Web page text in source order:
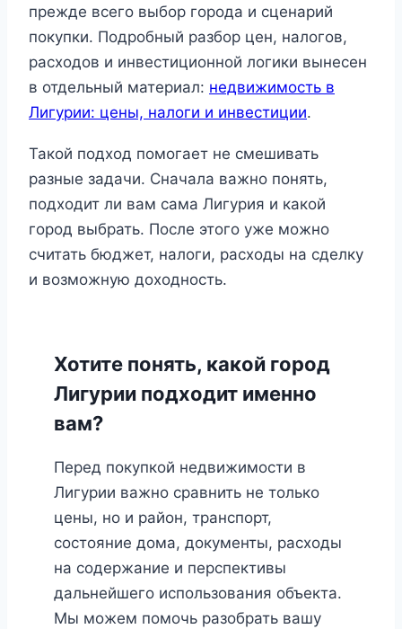
прежде всего выбор города и сценарий
покупки. Подробный разбор цен, налогов,
расходов и инвестиционной логики вынесен
в отдельный материал: недвижимость в
Лигурии: цены, налоги и инвестиции.
Такой подход помогает не смешивать
разные задачи. Сначала важно понять,
подходит ли вам сама Лигурия и какой
город выбрать. После этого уже можно
считать бюджет, налоги, расходы на сделку
и возможную доходность.
Хотите понять, какой город
Лигурии подходит именно
вам?
Перед покупкой недвижимости в
Лигурии важно сравнить не только
цены, но и район, транспорт,
состояние дома, документы, расходы
на содержание и перспективы
дальнейшего использования объекта.
Мы можем помочь разобрать вашу